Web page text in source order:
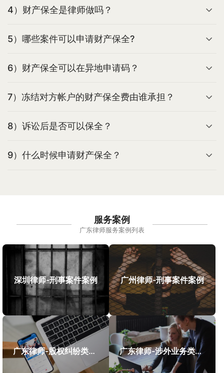
4）财产保全是律师做吗？
5）哪些案件可以申请财产保全?
6）财产保全可以在异地申请码？
7）冻结对方帐户的财产保全费由谁承担？
8）诉讼后是否可以保全？
9）什么时候申请财产保全？
服务案例
广东律师服务案例列表
深圳律师-刑事案件案例 广州律师-刑事案件案例
广东律师-股权纠纷类案件案例 广东律师-涉外业务类案件案例